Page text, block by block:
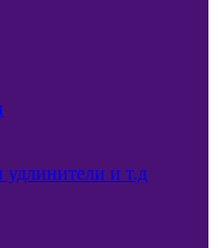
удлинители и т.д